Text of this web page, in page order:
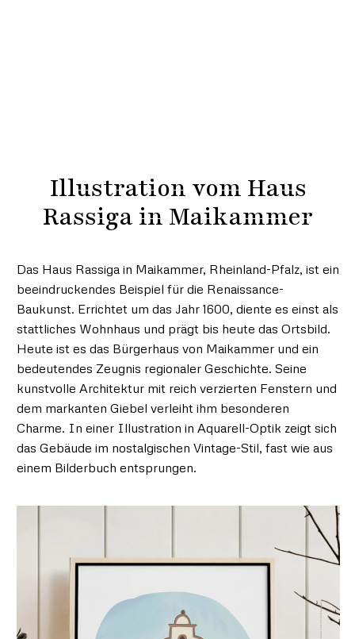
Illustration vom Haus
Rassiga in Maikammer
Das Haus Rassiga in Maikammer, Rheinland-Pfalz, ist ein
beeindruckendes Beispiel für die Renaissance-
Baukunst. Errichtet um das Jahr 1600, diente es einst als
stattliches Wohnhaus und prägt bis heute das Ortsbild.
Heute ist es das Bürgerhaus von Maikammer und ein
bedeutendes Zeugnis regionaler Geschichte. Seine
kunstvolle Architektur mit reich verzierten Fenstern und
dem markanten Giebel verleiht ihm besonderen
Charme. In einer Illustration in Aquarell-Optik zeigt sich
das Gebäude im nostalgischen Vintage-Stil, fast wie aus
einem Bilderbuch entsprungen.